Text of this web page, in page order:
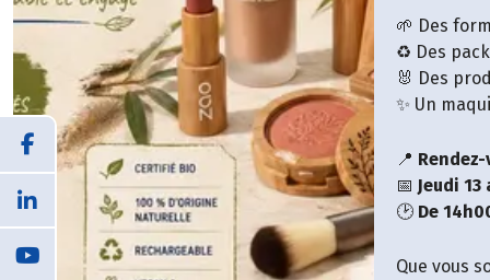
🌱 Des
♻️ Des
🐰 Des
✨ Un
📍
📅 Jeudi 13
🕑 De
Que vous